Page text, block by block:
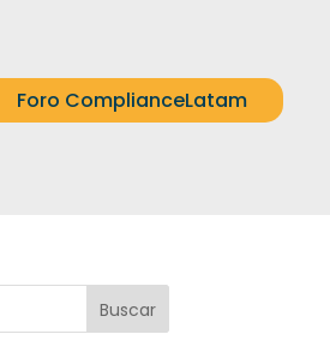
Foro ComplianceLatam
Buscar